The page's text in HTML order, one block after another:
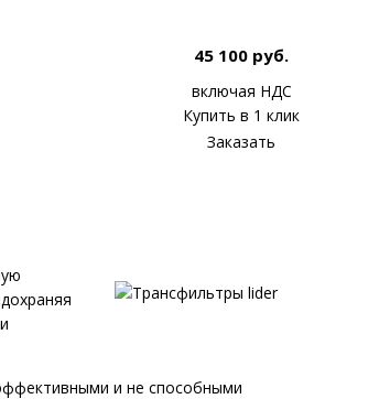
45 100 руб.
включая НДС
Купить в 1 клик
Заказать
и не способными